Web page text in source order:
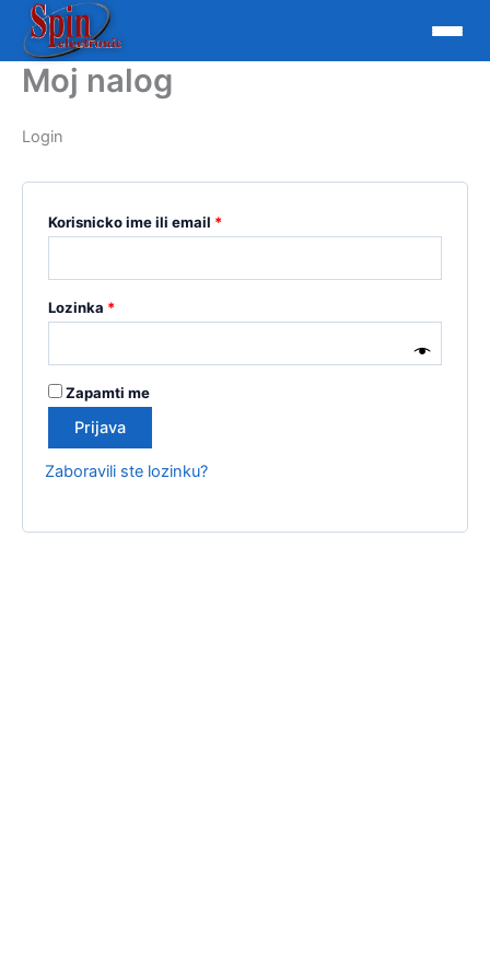
Skip
content
Moj nalog
Login
Korisnicko ime ili email *Required
Lozinka *Required
Zapamti me
Prijava
Zaboravili ste lozinku?